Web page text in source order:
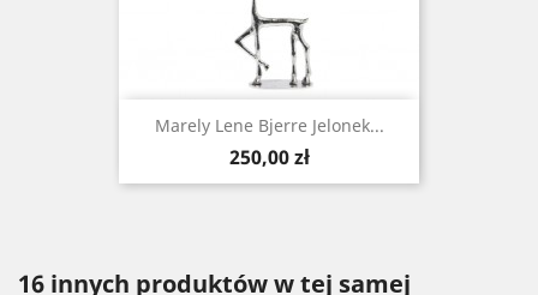
Marely Lene Bjerre Jelonek...
Cena
250,00 zł
16 innych produktów w tej samej